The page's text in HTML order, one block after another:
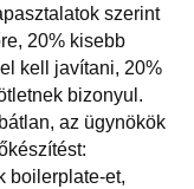
szerint
20% kisebb
kell javítani, 20%
bizonyul.
az ügynökök
boilerplate-et,